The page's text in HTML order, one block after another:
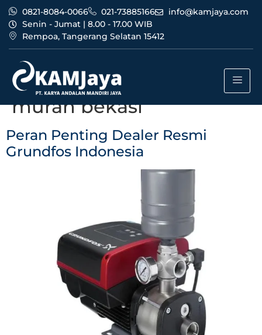
0821-8084-0066 021-73885166
info@kamjaya.com
Senin - Jumat | 8.00 - 17.00 WIB
Rempoa, Tangerang Selatan 15412
Tag:
grundfos indonesia
murah bekasi
Peran Penting Dealer Resmi
Grundfos Indonesia